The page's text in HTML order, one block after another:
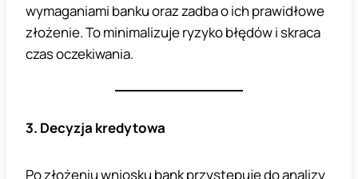
wymaganiami banku oraz zadba o ich prawidłowe
złożenie. To minimalizuje ryzyko błędów i skraca
czas oczekiwania.
3. Decyzja kredytowa
Po złożeniu wniosku bank przystępuje do analizy